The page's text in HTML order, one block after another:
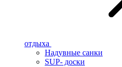
отдыха
Надувные санки
SUP- доски